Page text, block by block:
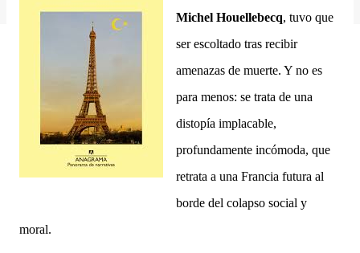
Michel Houellebecq, tuvo que
ser escoltado tras recibir
amenazas de muerte. Y no es
para menos: se trata de una
distopía implacable,
profundamente incómoda, que
retrata a una Francia futura al
borde del colapso social y
moral.